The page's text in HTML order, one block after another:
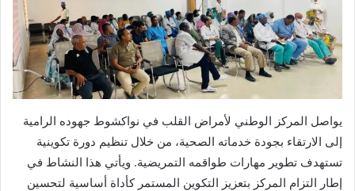
يواصل المركز الوطني لأمراض القلب في نواكشوط جهوده الرامية
إلى الارتقاء بجودة خدماته الصحية، من خلال تنظيم دورة تكوينية
تستهدف تطوير مهارات طواقمه التمريضية. ويأتي هذا النشاط في
إطار التزام المركز بتعزيز التكوين المستمر كأداة أساسية لتحسين